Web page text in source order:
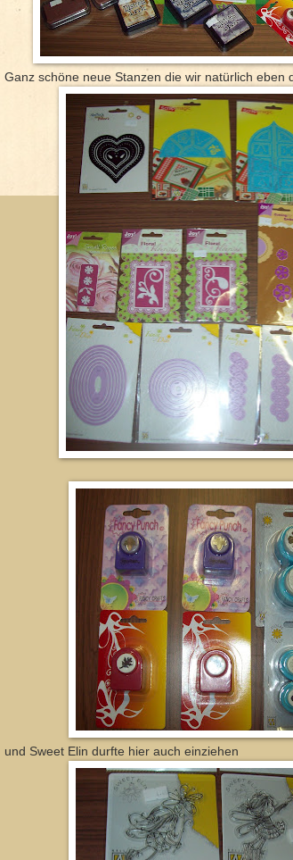
Ganz schöne neue Stanzen die wir natürlich eben
und Sweet Elin durfte hier auch einziehen